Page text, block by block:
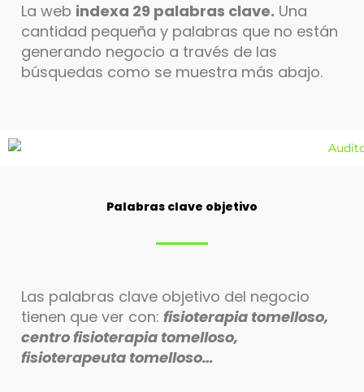
La web indexa 29 palabras clave. Una
cantidad pequeña y palabras que no están
generando negocio a través de las
búsquedas como se muestra más abajo.
Palabras clave objetivo
Las palabras clave objetivo del negocio
tienen que ver con: fisioterapia tomelloso,
centro fisioterapia tomelloso,
fisioterapeuta tomelloso…